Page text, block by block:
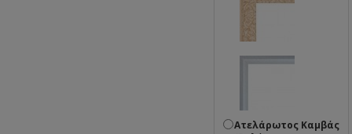
Ατελάρωτος Καμβάς